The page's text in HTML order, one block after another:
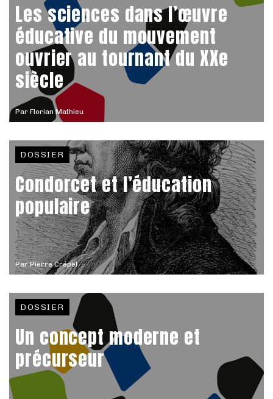
Par Florian Mathieu
Les sciences dans l’œuvre
éducative du mouvement
ouvrier au tournant du XXe
siècle
ParPierre Crépel
DOSSIER
Condorcet et l’éducation
populaire
DOSSIER
Un concept moderne et
précurseur